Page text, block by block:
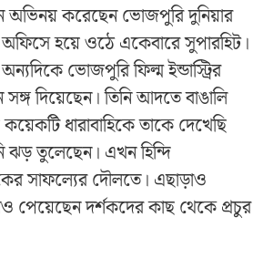
অভিনয় করেছেন ভোজপুরি দুনিয়ার
হয়ে ওঠে একেবারে সুপারহিট।
ভোজপুরি ফিল্ম ইন্ডাস্ট্রির
দিয়েছেন। তিনি আদতে বাঙালি
ধারাবাহিকে তাকে দেখেছি
ঝড় তুলেছেন। এখন হিন্দি
সাফল্যের দৌলতে। এছাড়াও
পেয়েছেন দর্শকদের কাছ থেকে প্রচুর